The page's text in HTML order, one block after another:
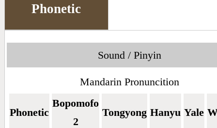
Phonetic
Sound / Pinyin
Mandarin Pronuncition
Phonetic
Bopomofo
2
Tongyong Hanyu Yale